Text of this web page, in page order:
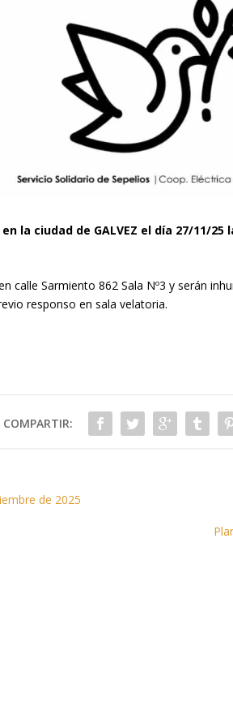
la ciudad de GALVEZ el día 27/11/25
calle Sarmiento 862 Sala Nº3 y serán
responso en sala velatoria.
COMPARTIR:
de 2025